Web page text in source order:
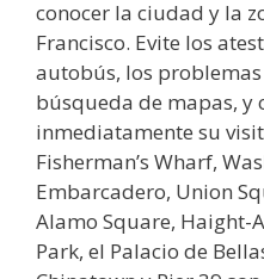
conocer la ciudad y la
Francisco. Evite los
autobús, los
búsqueda de mapas, y
inmediatamente su
Fisherman’s Wharf,
Embarcadero, Union
Alamo Square, Haight-
Park, el Palacio de